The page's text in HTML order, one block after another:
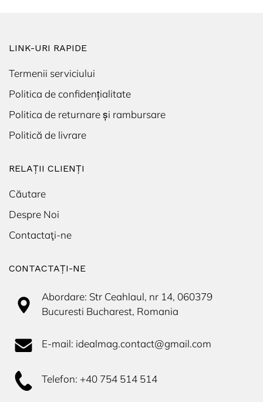
LINK-URI RAPIDE
Termenii serviciului
Politica de confidențialitate
Politica de returnare și rambursare
Politică de livrare
RELAȚII CLIENȚI
Căutare
Despre Noi
Contactaţi-ne
CONTACTAŢI-NE
Abordare: Str Ceahlaul, nr 14, 060379
Bucuresti Bucharest, Romania
E-mail: idealmag.contact@gmail.com
Telefon: +40 754 514 514